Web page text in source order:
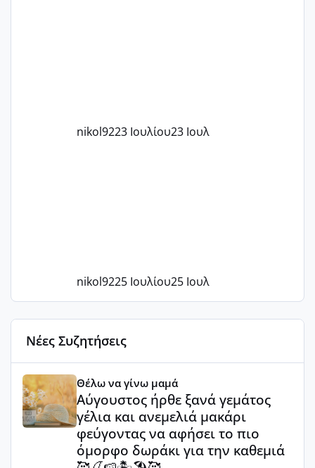
nikol9223 Ιουλίου23 Ιουλ
nikol9225 Ιουλίου25 Ιουλ
Νέες Συζητήσεις
Αύγουστος ήρθε ξανά γεμάτος γέλια και ανεμελιά
Θέλω να γίνω μαμά
Αύγουστος ήρθε ξανά γεμάτος
γέλια και ανεμελιά μακάρι
φεύγοντας να αφήσει το πιο
όμορφο δωράκι για την καθεμιά